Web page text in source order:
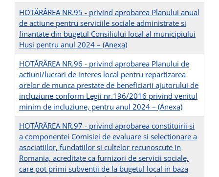
HOTĂRÂREA NR.95 - privind aprobarea Planului anual
de actiune pentru serviciile sociale administrate si
finantate din bugetul Consiliului local al municipiului
Husi pentru anul 2024 – (Anexa)
HOTĂRÂREA NR.96 - privind aprobarea Planului de
actiuni/lucrari de interes local pentru repartizarea
orelor de munca prestate de beneficiarii ajutorului de
incluziune conform Legii nr.196/2016 privind venitul
minim de incluziune, pentru anul 2024 – (Anexa)
HOTĂRÂREA NR.97 - privind aprobarea constituirii si
a componentei Comisiei de evaluare si selectionare a
asociatiilor, fundatiilor si cultelor recunoscute in
Romania, acreditate ca furnizori de servicii sociale,
care pot primi subventii de la bugetul local in baza